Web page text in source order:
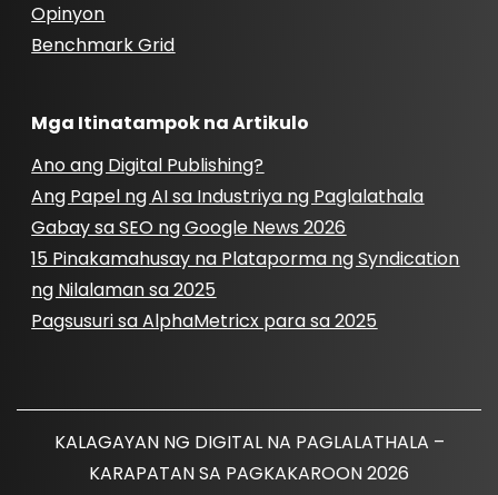
Opinyon
Benchmark Grid
Mga Itinatampok na Artikulo
Ano ang Digital Publishing?
Ang Papel ng AI sa Industriya ng Paglalathala
Gabay sa SEO ng Google News 2026
15 Pinakamahusay na Plataporma ng Syndication
ng Nilalaman sa 2025
Pagsusuri sa AlphaMetricx para sa 2025
KALAGAYAN NG DIGITAL NA PAGLALATHALA –
KARAPATAN SA PAGKAKAROON 2026